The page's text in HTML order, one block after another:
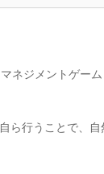
ジメントゲーム
ら行うことで、